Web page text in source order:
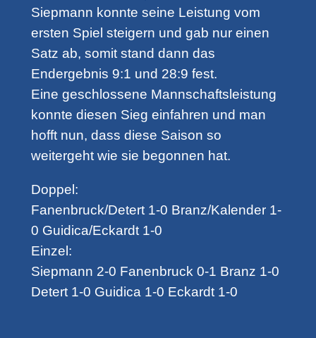
Siepmann konnte seine Leistung vom
ersten Spiel steigern und gab nur einen
Satz ab, somit stand dann das
Endergebnis 9:1 und 28:9 fest.
Eine geschlossene Mannschaftsleistung
konnte diesen Sieg einfahren und man
hofft nun, dass diese Saison so
weitergeht wie sie begonnen hat.
Doppel:
Fanenbruck/Detert 1-0 Branz/Kalender 1-
0 Guidica/Eckardt 1-0
Einzel:
Siepmann 2-0 Fanenbruck 0-1 Branz 1-0
Detert 1-0 Guidica 1-0 Eckardt 1-0